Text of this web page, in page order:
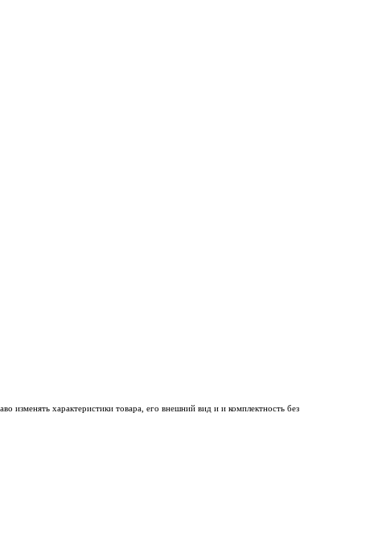
характеристики товара, его внешний вид и и комплектность без